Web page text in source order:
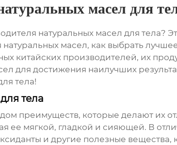
масел для
натуральных масел для тела?
масел, как выбрать
китайских производителей, их
для достижения наилучших
тела!
тела
преимуществ, которые делают их
ее мягкой, гладкой и сияющей. В
и другие полезные